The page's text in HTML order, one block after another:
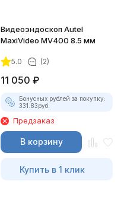
Видеоэндоскоп Autel
MaxiVideo MV400 8.5 мм
5.0 (2)
11 050 ₽
Бонусных рублей за покупку:
331.83руб.
Предзаказ
В корзину
Купить в 1 клик